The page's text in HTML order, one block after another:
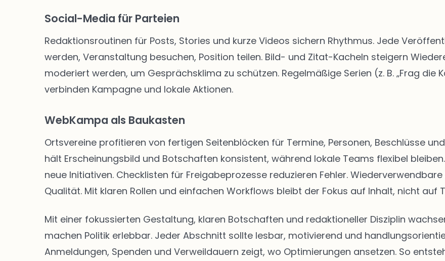
Social-Media für Parteien
Redaktionsroutinen für Posts, Stories und kurze Videos sichern Rhythmus. Jede
werden, Veranstaltung besuchen, Position teilen. Bild- und Zitat-Kacheln steigern
moderiert werden, um Gesprächsklima zu schützen. Regelmäßige Serien (z. B. „Frag die
verbinden Kampagne und lokale Aktionen.
WebKampa als Baukasten
Ortsvereine profitieren von fertigen Seitenblöcken für Termine, Personen, Beschlüsse
hält Erscheinungsbild und Botschaften konsistent, während lokale Teams flexibel
neue Initiativen. Checklisten für Freigabeprozesse reduzieren Fehler.
Qualität. Mit klaren Rollen und einfachen Workflows bleibt der Fokus auf Inhalt, nicht auf
Mit einer fokussierten Gestaltung, klaren Botschaften und redaktioneller Disziplin
machen Politik erlebbar. Jeder Abschnitt sollte lesbar, motivierend und
Anmeldungen, Spenden und Verweildauern zeigt, wo Optimierungen ansetzen. So